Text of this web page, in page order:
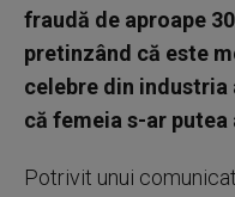
fraudă de aproape
pretinzând că este
celebre din industria
că femeia s-ar putea
Potrivit unui